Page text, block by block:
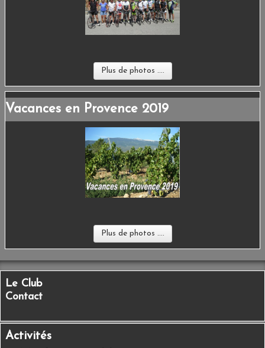
Plus de photos ....
Vacances en Provence 2019
Plus de photos ....
Le Club
Contact
Activités